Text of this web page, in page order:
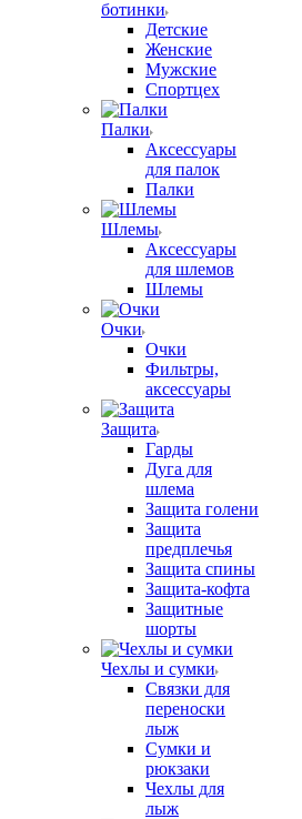
ботинки
Детские
Женские
Мужские
Спортцех
Палки
Аксессуары
для палок
Палки
Шлемы
Аксессуары
для шлемов
Шлемы
Очки
Очки
Фильтры,
аксессуары
Защита
Гарды
Дуга для
шлема
Защита голени
Защита
предплечья
Защита спины
Защита-кофта
Защитные
шорты
Чехлы и сумки
Связки для
переноски
лыж
Сумки и
рюкзаки
Чехлы для
лыж